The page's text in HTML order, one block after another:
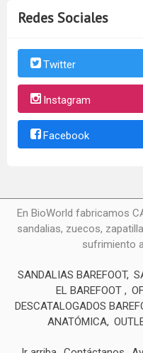
Redes Sociales
Twitter
Instagram
Facebook
En BioWorld fabricamos
sandalias, zuecos,
sufrimiento
SANDALIAS BAREFOOT
EL BAREFOOT
DESCATALOGADOS
ANATÓMICA